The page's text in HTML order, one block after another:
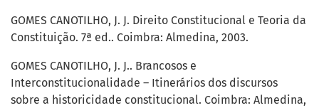
GOMES CANOTILHO, J. J. Direito Constitucional e Teoria da
Constituição. 7ª ed.. Coimbra: Almedina, 2003.
GOMES CANOTILHO, J. J.. Brancosos e
Interconstitucionalidade – Itinerários dos discursos
sobre a historicidade constitucional. Coimbra: Almedina,